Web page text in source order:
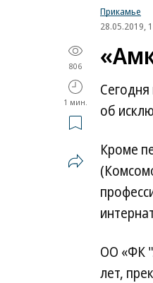
Прикамье
28.05.2019,
806
1 мин.
об
Кроме
ОО «ФК
лет,